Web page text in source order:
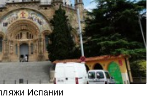
Испании